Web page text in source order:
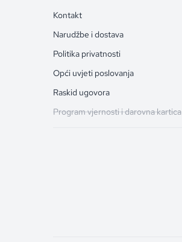
Kontakt
Narudžbe i dostava
Politika privatnosti
Opći uvjeti poslovanja
Raskid ugovora
Program vjernosti i darovna kartica